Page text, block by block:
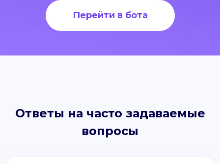
Перейти в бота
Ответы на часто задаваемые
вопросы